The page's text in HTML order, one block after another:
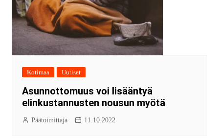
Kotimaa Uutiset
Asunnottomuus voi lisääntyä
elinkustannusten nousun myötä
Päätoimittaja 11.10.2022